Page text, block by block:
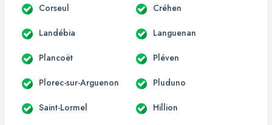
Corseul Créhen
Landébia Languenan
Plancoët Pléven
Plorec-sur-Arguenon Pluduno
Saint-Lormel Hillion